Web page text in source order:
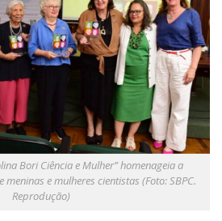
Bori Ciência e Mulher” homenageia a
e mulheres cientistas (Foto: SBPC.
Reprodução)